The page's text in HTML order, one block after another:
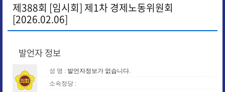
제388회 [임시회] 제1차 경제노동위원회
[2026.02.06]
발언자 정보
성 명 : 발언자정보가 없습니다.
소속정당 :